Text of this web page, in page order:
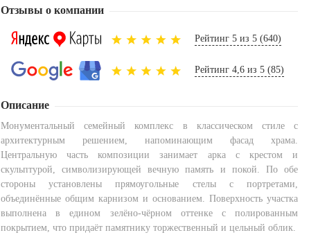
Отзывы о компании
Рейтинг 5 из 5 (640)
Рейтинг 4,6 из 5 (85)
Описание
Монументальный семейный комплекс в классическом стиле с
архитектурным решением, напоминающим фасад храма.
Центральную часть композиции занимает арка с крестом и
скульптурой, символизирующей вечную память и покой. По обе
стороны установлены прямоугольные стелы с портретами,
объединённые общим карнизом и основанием. Поверхность участка
выполнена в едином зелёно-чёрном оттенке с полированным
покрытием, что придаёт памятнику торжественный и цельный облик.